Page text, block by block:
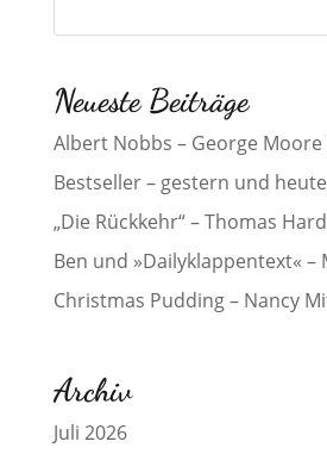
Neueste Beiträge
Albert Nobbs – George Moore
Bestseller – gestern und
„Die Rückkehr“ – Thomas
Ben und »Dailyklappentext« –
Christmas Pudding – Nancy
Archiv
Juli 2026